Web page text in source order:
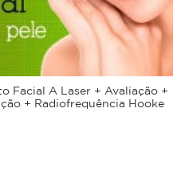
Facial A Laser + Avaliação +
+ Radiofrequência Hooke